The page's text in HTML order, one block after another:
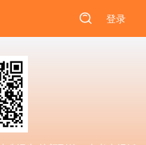
登录